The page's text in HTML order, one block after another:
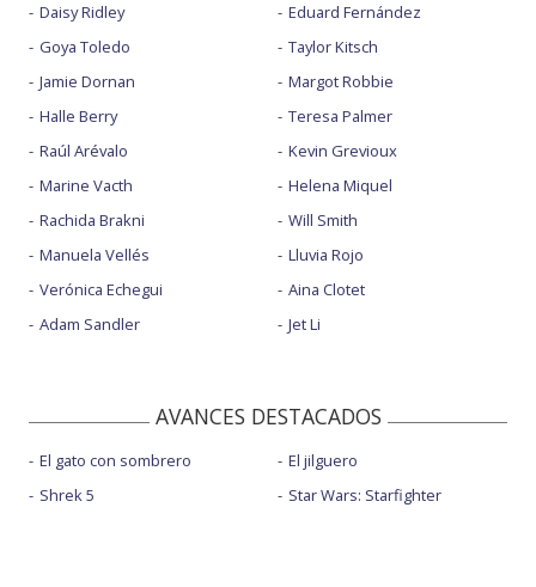
Daisy Ridley
Goya Toledo
Jamie Dornan
Halle Berry
Raúl Arévalo
Marine Vacth
Rachida Brakni
Manuela Vellés
Verónica Echegui
Adam Sandler
Eduard Fernández
Taylor Kitsch
Margot Robbie
Teresa Palmer
Kevin Grevioux
Helena Miquel
Will Smith
Lluvia Rojo
Aina Clotet
Jet Li
AVANCES DESTACADOS
El gato con sombrero
Shrek 5
El jilguero
Star Wars: Starfighter